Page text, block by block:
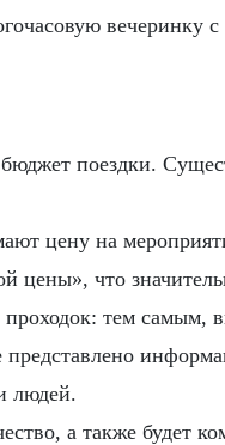
вечеринку
поездки.
цену на
цены», что
тем самым,
людей.
а также будет